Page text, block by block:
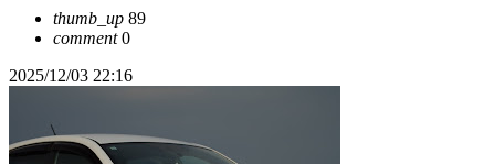
thumb_up 89
comment0
2025/12/03 22:16